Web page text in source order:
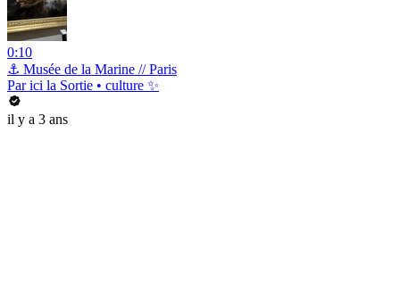
0:10
⚓️ Musée de la Marine // Paris
Par ici la Sortie • culture ✨
il y a 3 ans